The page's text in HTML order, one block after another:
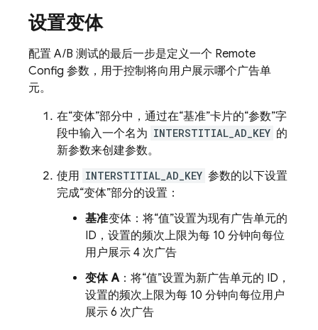
设置变体
配置 A/B 测试的最后一步是定义一个 Remote
Config 参数，用于控制将向用户展示哪个广告单
元。
在“变体”部分中，通过在“基准”卡片的“参数”字
段中输入一个名为 INTERSTITIAL_AD_KEY 的
新参数来创建参数。
使用 INTERSTITIAL_AD_KEY 参数的以下设置
完成“变体”部分的设置：
基准变体：将“值”设置为现有广告单元的
ID，设置的频次上限为每 10 分钟向每位
用户展示 4 次广告
变体 A ：将“值”设置为新广告单元的 ID，
设置的频次上限为每 10 分钟向每位用户
展示 6 次广告